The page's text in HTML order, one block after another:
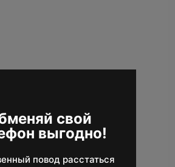
свой
выгодно!
повод расстаться
от курса доллара
товаров, поэтому